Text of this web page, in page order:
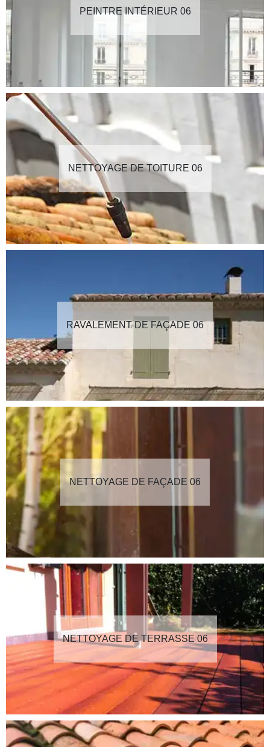
PEINTRE INTÉRIEUR 06
NETTOYAGE DE TOITURE 06
RAVALEMENT DE FAÇADE 06
NETTOYAGE DE FAÇADE 06
NETTOYAGE DE TERRASSE 06